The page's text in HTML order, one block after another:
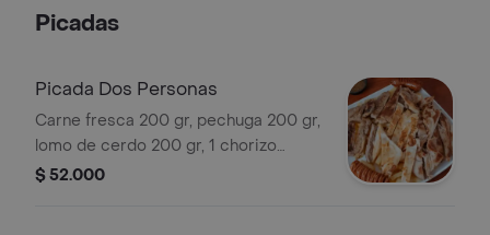
Picadas
Picada Dos Personas
Carne fresca 200 gr, pechuga 200 gr,
lomo de cerdo 200 gr, 1 chorizo
criollo, acompañado de papa
$ 52.000